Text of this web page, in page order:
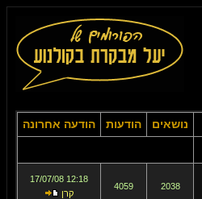
נושאים הודעות
הודעה אחרונה
2038
4059
12:18 17/07/08
קרן